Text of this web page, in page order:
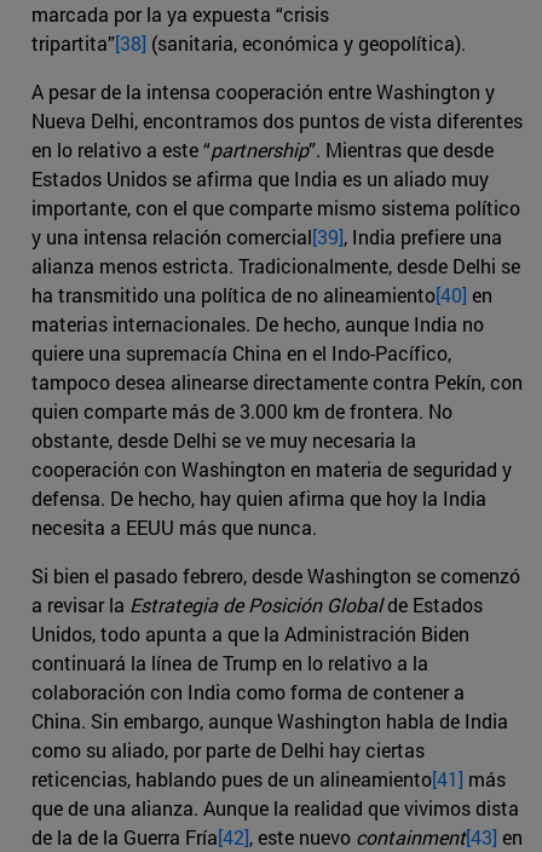
marcada por la ya expuesta “crisis
tripartita”[38] (sanitaria, económica y geopolítica).
A pesar de la intensa cooperación entre Washington y
Nueva Delhi, encontramos dos puntos de vista diferentes
en lo relativo a este “partnership”. Mientras que desde
Estados Unidos se afirma que India es un aliado muy
importante, con el que comparte mismo sistema político
y una intensa relación comercial[39], India prefiere una
alianza menos estricta. Tradicionalmente, desde Delhi se
ha transmitido una política de no alineamiento[40] en
materias internacionales. De hecho, aunque India no
quiere una supremacía China en el Indo-Pacífico,
tampoco desea alinearse directamente contra Pekín, con
quien comparte más de 3.000 km de frontera. No
obstante, desde Delhi se ve muy necesaria la
cooperación con Washington en materia de seguridad y
defensa. De hecho, hay quien afirma que hoy la India
necesita a EEUU más que nunca.
Si bien el pasado febrero, desde Washington se comenzó
a revisar la Estrategia de Posición Globalde Estados
Unidos, todo apunta a que la Administración Biden
continuará la línea de Trump en lo relativo a la
colaboración con India como forma de contener a
China. Sin embargo, aunque Washington habla de India
como su aliado, por parte de Delhi hay ciertas
reticencias, hablando pues de un alineamiento[41] más
que de una alianza. Aunque la realidad que vivimos dista
de la de la Guerra Fría[42], este nuevo containment[43] en